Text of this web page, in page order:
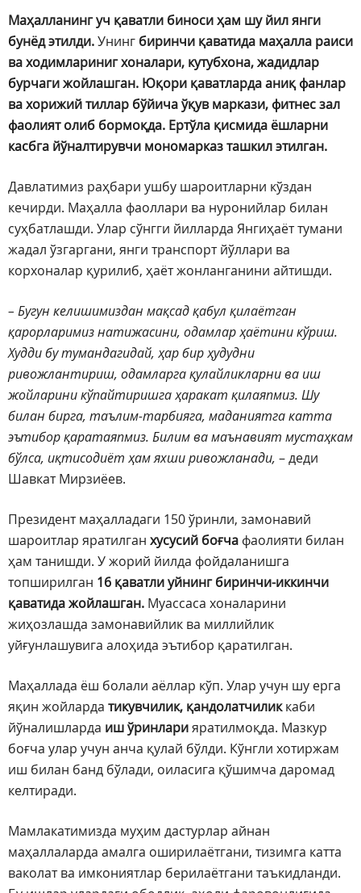
Маҳалланинг уч қаватли биноси ҳам шу йил янги
бунёд этилди.Унинг биринчи қаватида маҳалла раиси
ва ходимлариниг хоналари, кутубхона, жадидлар
бурчаги жойлашган. Юқори қаватларда аниқ фанлар
ва хорижий тиллар бўйича ўқув маркази, фитнес зал
фаолият олиб бормоқда. Ертўла қисмида ёшларни
касбга йўналтирувчи мономарказ ташкил этилган.
Давлатимиз раҳбари ушбу шароитларни кўздан
кечирди. Маҳалла фаоллари ва нуронийлар билан
суҳбатлашди. Улар сўнгги йилларда Янгиҳаёт тумани
жадал ўзгаргани, янги транспорт йўллари ва
корхоналар қурилиб, ҳаёт жонланганини айтишди.
– Бугун келишимиздан мақсад қабул қилаётган
қарорларимиз натижасини, одамлар ҳаётини кўриш.
Худди бу тумандагидай, ҳар бир ҳудудни
ривожлантириш, одамларга қулайликларни ва иш
жойларини кўпайтиришга ҳаракат қилаяпмиз. Шу
билан бирга, таълим-тарбияга, маданиятга катта
эътибор қаратаяпмиз. Билим ва маънавият мустаҳкам
бўлса, иқтисодиёт ҳам яхши ривожланади, – деди
Шавкат Мирзиёев.
Президент маҳалладаги 150 ўринли, замонавий
шароитлар яратилган хусусий боғча фаолияти билан
ҳам танишди. У жорий йилда фойдаланишга
топширилган 16 қаватли уйнинг биринчи-иккинчи
қаватида жойлашган. Муассаса хоналарини
жиҳозлашда замонавийлик ва миллийлик
уйғунлашувига алоҳида эътибор қаратилган.
Маҳаллада ёш болали аёллар кўп. Улар учун шу ерга
яқин жойларда тикувчилик, қандолатчиликкаби
йўналишларда иш ўринларияратилмоқда. Мазкур
боғча улар учун анча қулай бўлди. Кўнгли хотиржам
иш билан банд бўлади, оиласига қўшимча даромад
келтиради.
Мамлакатимизда муҳим дастурлар айнан
маҳаллаларда амалга оширилаётгани, тизимга катта
ваколат ва имкониятлар берилаётгани таъкидланди.